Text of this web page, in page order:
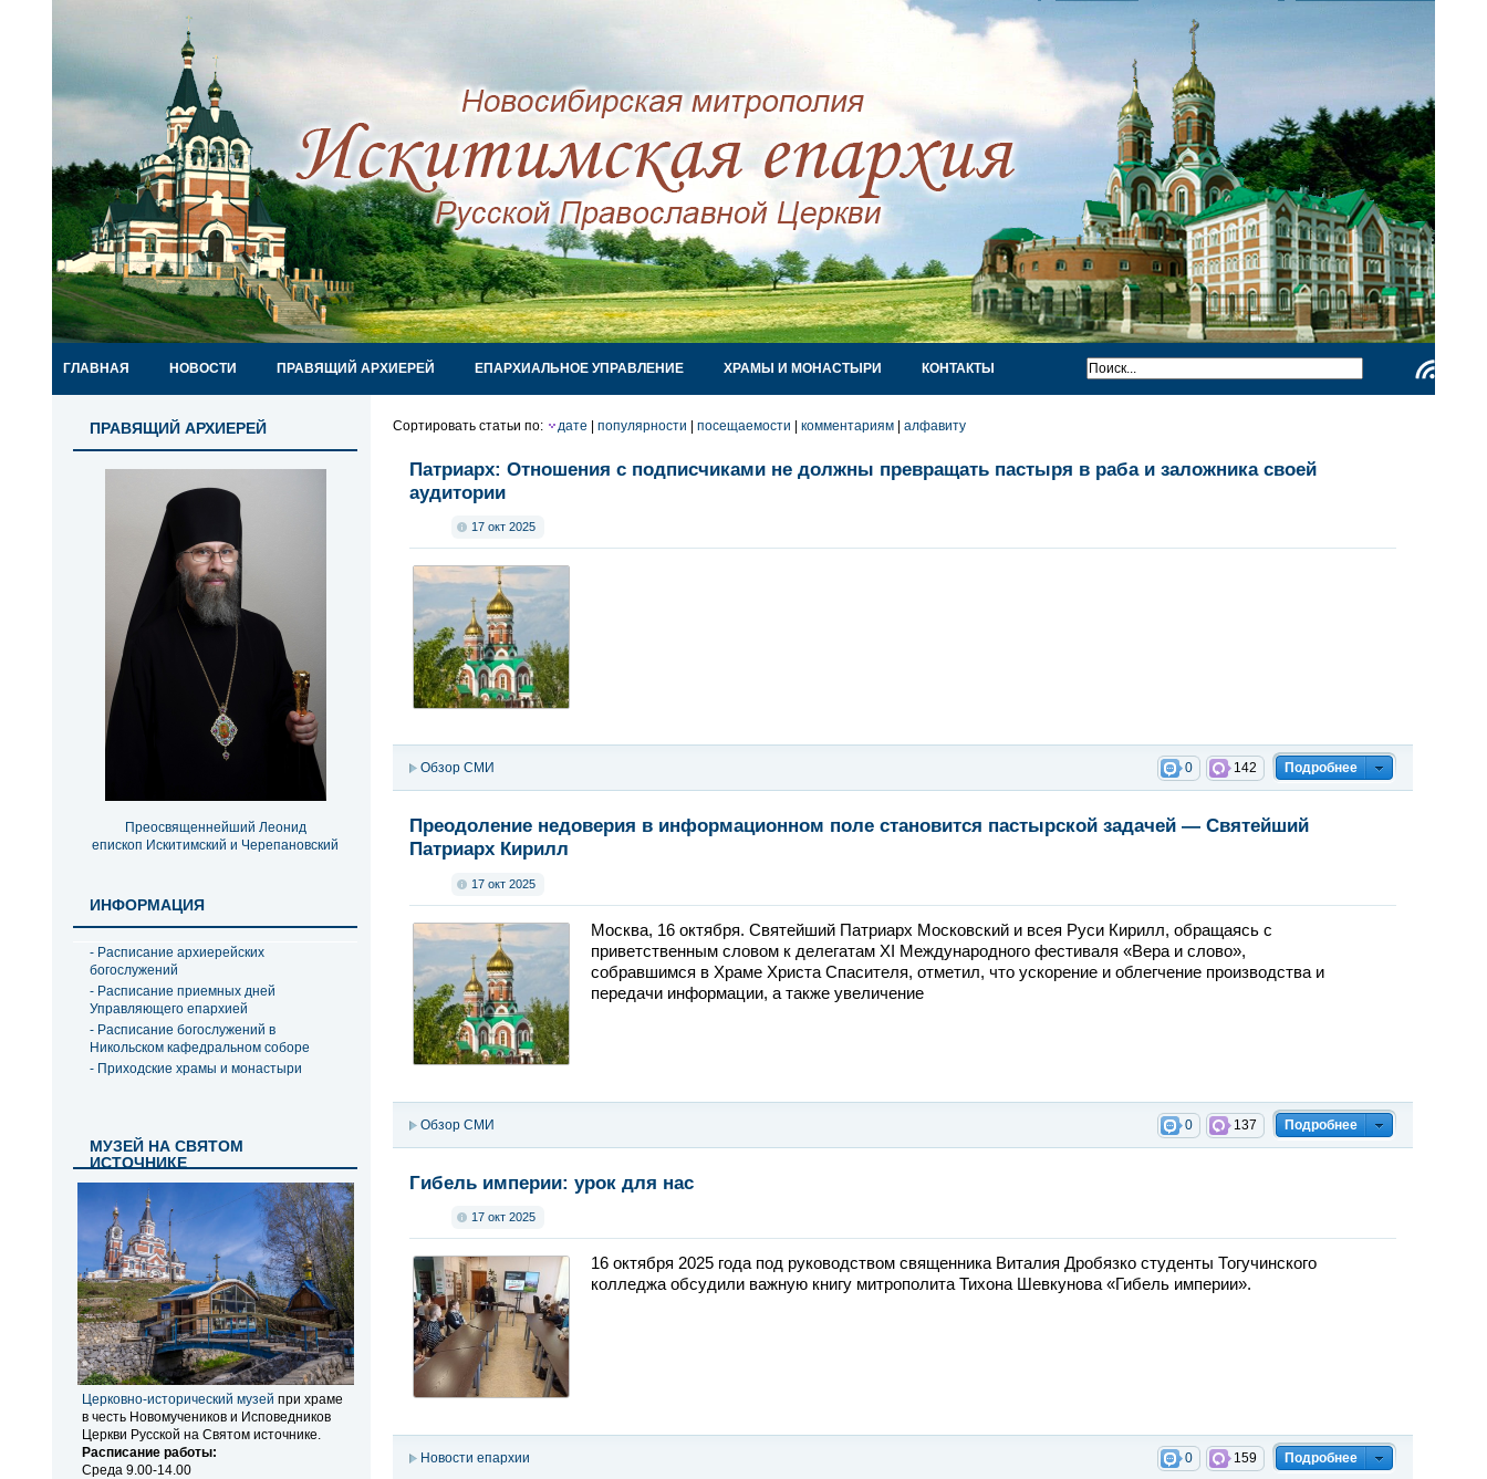
ГЛАВНАЯ НОВОСТИ ПРАВЯЩИЙ АРХИЕРЕЙ ЕПАРХИАЛЬНОЕ УПРАВЛЕНИЕ ХРАМЫ И МОНАСТЫРИ
КОНТАКТЫ
ПРАВЯЩИЙ АРХИЕРЕЙ
Преосвященнейший Леонид
епископ Искитимский и Черепановский
ИНФОРМАЦИЯ
- Расписание архиерейских
богослужений
- Расписание приемных дней
Управляющего епархией
- Расписание богослужений в
Никольском кафедральном соборе
- Приходские храмы и монастыри
МУЗЕЙ НА СВЯТОМ
ИСТОЧНИКЕ
Церковно-исторический музей при храме
в честь Новомучеников и Исповедников
Церкви Русской на Святом источнике.
Расписание работы:
Среда 9.00-14.00
Сортировать статьи по: дате популярности посещаемости комментариям алфавиту
Патриарх: Отношения с подписчиками не должны превращать пастыря в раба и заложника своей
аудитории
17 окт 2025
Подробнее
142
0
Обзор СМИ
Преодоление недоверия в информационном поле становится пастырской задачей — Святейший
Патриарх Кирилл
17 окт 2025
Москва, 16 октября. Святейший Патриарх Московский и всея Руси Кирилл, обращаясь с
приветственным словом к делегатам XI Международного фестиваля «Вера и слово»,
собравшимся в Храме Христа Спасителя, отметил, что ускорение и облегчение производства и
передачи информации, а также увеличение
Подробнее
137
0
Обзор СМИ
Гибель империи: урок для нас
17 окт 2025
16 октября 2025 года под руководством священника Виталия Дробязко студенты Тогучинского
колледжа обсудили важную книгу митрополита Тихона Шевкунова «Гибель империи».
Подробнее
159
0
Новости епархии